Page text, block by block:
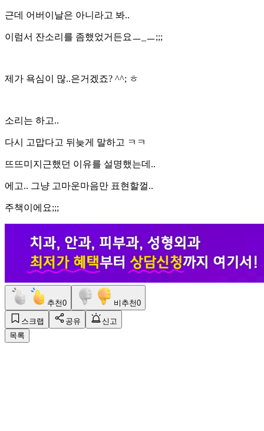
근데 어버이날은 아니라고 봐..
이럼서 잔소리를 좀했었거든요ㅡ_ㅡ;;;
제가 욕심이 많..은거겠죠? ^^; ㅎ
소리는 하고..
다시 고맙다고 뒤늦게 말하고 ㅋㅋ
뜨뜨미지근했던 이유를 설명했는데..
에고.. 그냥 고마운마음만 표현할껄..
주책이에요;;;
추천0 비추천0
스크랩 공유
신고
목록